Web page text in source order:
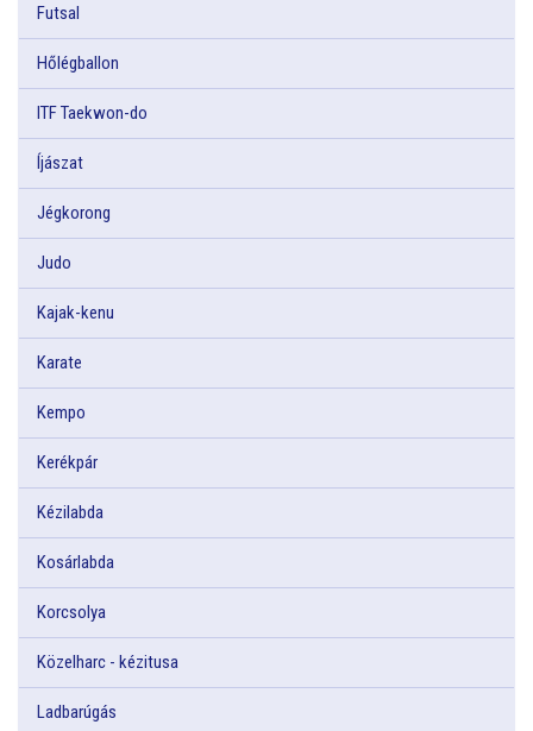
Futsal
Hőlégballon
ITF Taekwon-do
Íjászat
Jégkorong
Judo
Kajak-kenu
Karate
Kempo
Kerékpár
Kézilabda
Kosárlabda
Korcsolya
Közelharc - kézitusa
Ladbarúgás